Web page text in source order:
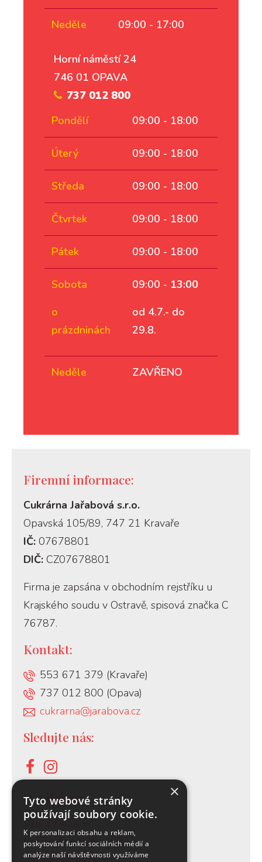
Neděle 09:00 - 17:00
Horní náměstí 24
746 01 OPAVA
737 012 800
Pondělí
09:00 - 18:00
Úterý 09:00 - 18:00
Středa 09:00 - 18:00
Čtvrtek 09:00 - 18:00
Pátek 09:00 - 18:00
Sobota
o
prázdninách
09:00 - 13:00
od 4.7.- do
29.8.
Neděle ZAVŘENO
Firemní informace:
Cukrárna Jařabová s.r.o.
Opavská 105/89, 747 21 Kravaře
IČ: 07678801
DIČ: CZ07678801
Firma je zapsána v obchodním rejstříku u
Krajského soudu v Ostravě, spisová značka C
76787.
Kontakt:
553 671 379 (Kravaře)
737 012 800 (Opava)
cukrarna@jarabova.cz
Sledujte nás:
O nákupu:
Vše o nákupu
Proč nakupovat u nás
×
Tyto webové stránky
používají soubory cookie.
K personalizaci obsahu a reklam,
poskytování funkcí sociálních médií a
analýze naší návštěvnosti využíváme